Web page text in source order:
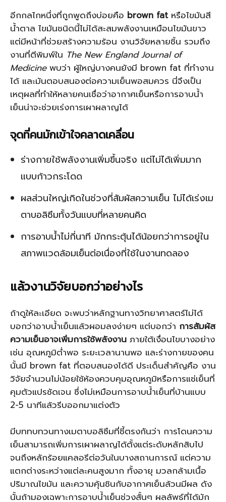
อีกกลไกหนึ่งที่ถูกพูดถึงบ่อยคือ brown fatหรือไขมันสี
น้ำตาล ไขมันชนิดนี้ไม่ได้สะสมพลังงานเหมือนไขมันขาว
แต่มีหน้าที่ช่วยสร้างความร้อน งานวิจัยหลายชิ้น รวมถึง
งานที่ตีพิมพ์ใน The New England Journal of
Medicineพบว่า ผู้ใหญ่บางคนยังมี brown fat ที่ทำงาน
ได้ และมันตอบสนองต่อความเย็นพอสมควร นี่จึงเป็น
เหตุผลที่ทำให้หลายคนเชื่อว่าอากาศเย็นหรือการอาบน้ำ
เย็นน่าจะช่วยเร่งการเผาผลาญได้
จุดที่คนมักเข้าใจคลาดเคลื่อน
ร่างกายใช้พลังงานเพิ่มขึ้นจริง แต่ไม่ได้เพิ่มมาก
แบบก้าวกระโดด
ผลส่วนใหญ่เกิดในช่วงที่สัมผัสความเย็น ไม่ได้เร่งเม
ตาบอลิซึมทั้งวันแบบที่หลายคนคิด
การอาบน้ำไม่กี่นาที มักกระตุ้นได้น้อยกว่าการอยู่ใน
สภาพแวดล้อมเย็นต่อเนื่องที่ใช้ในงานทดลอง
แล้วงานวิจัยบอกว่าอย่างไร
ถ้าดูให้ละเอียด จะพบว่าหลักฐานทางวิทยาศาสตร์ไม่ได้
บอกว่าอาบน้ำเย็นแล้วผอมลงง่ายๆ แต่บอกว่า การสัมผัส
ความเย็นอาจเพิ่มการใช้พลังงาน ภายใต้เงื่อนไขบางอย่าง
เช่น อุณหภูมิต่ำพอ ระยะเวลานานพอ และร่างกายของคน
นั้นมี brown fat ที่ตอบสนองได้ดี ประเด็นสำคัญคือ งาน
วิจัยจำนวนไม่น้อยใช้ห้องควบคุมอุณหภูมิหรือการแช่เย็นที่
คุมตัวแปรชัดเจน ซึ่งไม่เหมือนการอาบน้ำเย็นที่บ้านแบบ
2-5 นาทีแล้วรีบออกมาแต่งตัว
มีบททบทวนทางเมตาบอลิซึมที่ชี้ตรงกันว่า การโดนความ
เย็นสามารถเพิ่มการเผาผลาญได้ตั้งแต่ระดับหลักสิบไป
จนถึงหลักร้อยแคลอรีต่อวันในบางสถานการณ์ แต่ความ
แตกต่างระหว่างแต่ละคนสูงมาก ทั้งอายุ มวลกล้ามเนื้อ
ปริมาณไขมัน และความคุ้นชินกับอากาศเย็นล้วนมีผล ดัง
นั้นถ้ามองเฉพาะการอาบน้ำเย็นช่วงสั้นๆ ผลลัพธ์ที่ได้มัก